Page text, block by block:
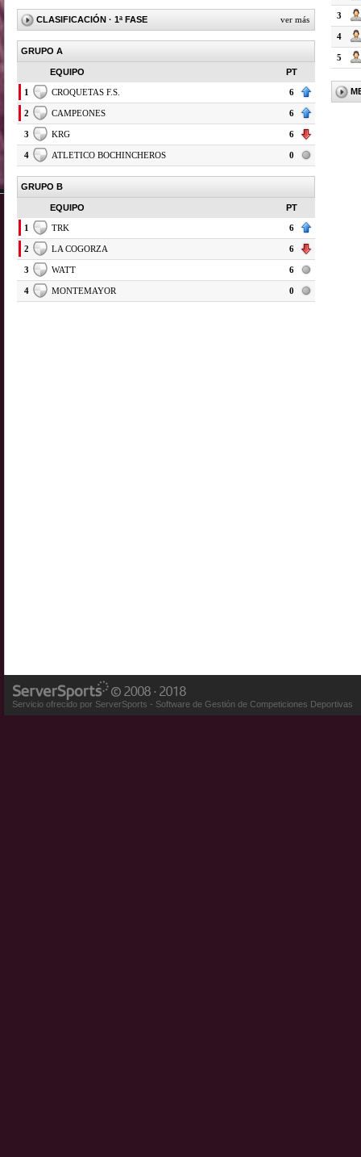
CLASIFICACIÓN · 1ª FASE ver más
GRUPO A
EQUIPO PT
1 CROQUETAS F.S. 6
2 CAMPEONES 6
3 KRG 6
4 ATLETICO BOCHINCHEROS 0
GRUPO B
EQUIPO PT
1 TRK 6
2 LA COGORZA 6
3 WATT 6
4 MONTEMAYOR 0
3
4
5
Servicio ofrecido por ServerSports - Software de Gestión de Competiciones Deportivas